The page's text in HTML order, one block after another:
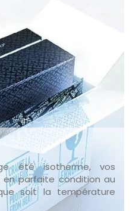
été isotherme, vos
parfaite condition au
soit la température